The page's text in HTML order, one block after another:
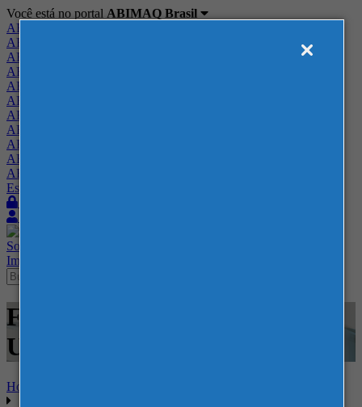
Você está no portal ABIMAQ Brasil
ABIMAQ Brasil
ABIMAQ Minas Gerais
ABIMAQ Norte-Nordeste
ABIMAQ Paraná
ABIMAQ Piracicaba
ABIMAQ Ribeirão Preto
ABIMAQ Rio de Janeiro
ABIMAQ Rio Grande do Sul
ABIMAQ Santa Catarina
ABIMAQ São Paulo
ABIMAQ Vale do Paraíba
Escritório de Relações Governamentais
Sobre
Imprensa
Feiras - Chicago, IL - Estados
Unidos - Fundição
Home